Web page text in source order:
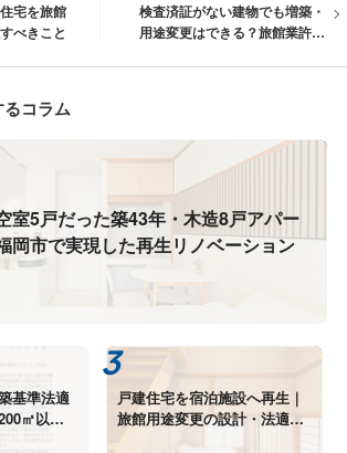
宅を旅館
べきこと
検査済証がない建物でも増築・
用途変更はできる？旅館業許可
コラム
室5戸だった築43年・木造8戸アパー
岡市で実現した再生リノベーション
基準法適
㎡以下
戸建住宅を宿泊施設へ再生｜
旅館用途変更の設計・法適合